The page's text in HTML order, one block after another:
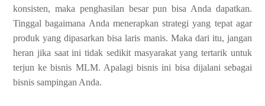
konsisten, maka penghasilan besar pun bisa Anda dapatkan.
Tinggal bagaimana Anda menerapkan strategi yang tepat agar
produk yang dipasarkan bisa laris manis. Maka dari itu, jangan
heran jika saat ini tidak sedikit masyarakat yang tertarik untuk
terjun ke bisnis MLM. Apalagi bisnis ini bisa dijalani sebagai
bisnis sampingan Anda.